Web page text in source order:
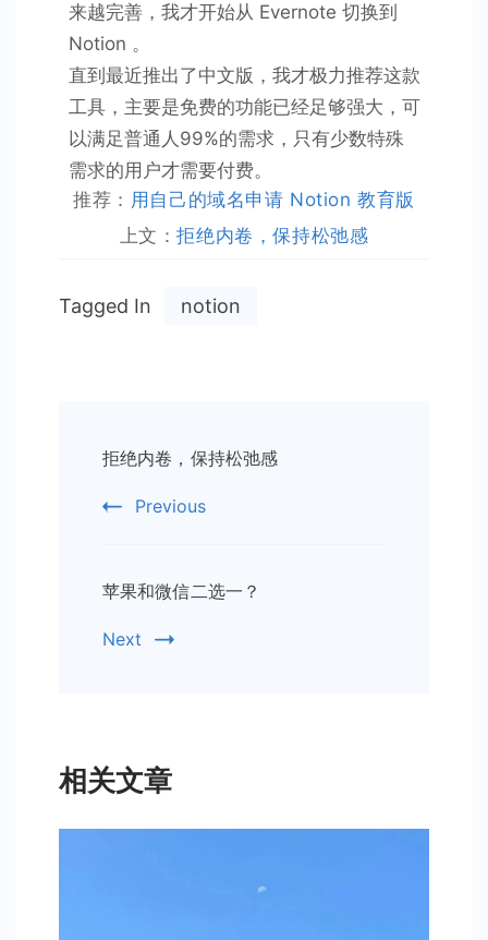
来越完善，我才开始从 Evernote 切换到
Notion 。
直到最近推出了中文版，我才极力推荐这款
工具，主要是免费的功能已经足够强大，可
以满足普通人99%的需求，只有少数特殊
需求的用户才需要付费。
推荐： 用自己的域名申请 Notion 教育版
上文：拒绝内卷，保持松弛感
Tagged In notion
Navigation
拒绝内卷，保持松弛感
Previous
苹果和微信二选一？
Next
相关文章